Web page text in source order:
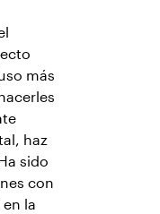
más
haz
sido
con
la